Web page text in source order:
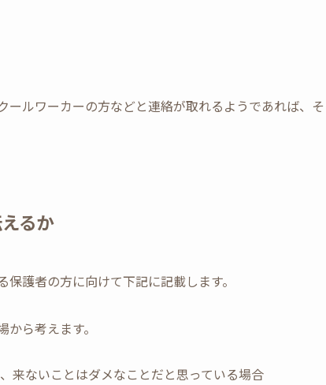
ールワーカーの方などと連絡が取れるようであれば、
るか
護者の方に向けて下記に記載します。
ら考えます。
来ないことはダメなことだと思っている場合